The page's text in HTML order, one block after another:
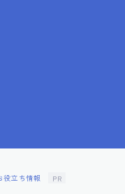
印象を与える方法
役立ち情報 PR